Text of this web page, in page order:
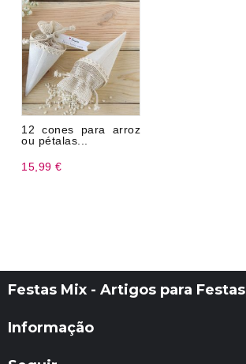
12 cones para arroz
ou pétalas...
15,99 €
Festas Mix - Artigos para Festas
Informação